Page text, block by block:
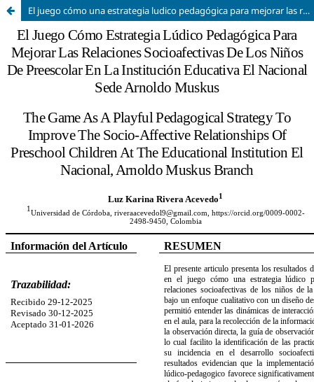
El juego cómo una estrategia ludico pedagógica para mejorar las relaciones socioafectivas de los niños de preescolar en la Institución Educativa El Nacional Sede Arnoldo Muskus